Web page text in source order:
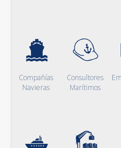
Compañías
Navieras
Consultores
Marítimos